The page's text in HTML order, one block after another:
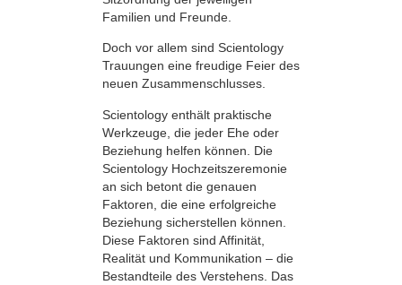
Familien und Freunde.
Doch vor allem sind Scientology
Trauungen eine freudige Feier des
neuen Zusammenschlusses.
Scientology enthält praktische
Werkzeuge, die jeder Ehe oder
Beziehung helfen können. Die
Scientology Hochzeitszeremonie
an sich betont die genauen
Faktoren, die eine erfolgreiche
Beziehung sicherstellen können.
Diese Faktoren sind Affinität,
Realität und Kommunikation – die
Bestandteile des Verstehens. Das